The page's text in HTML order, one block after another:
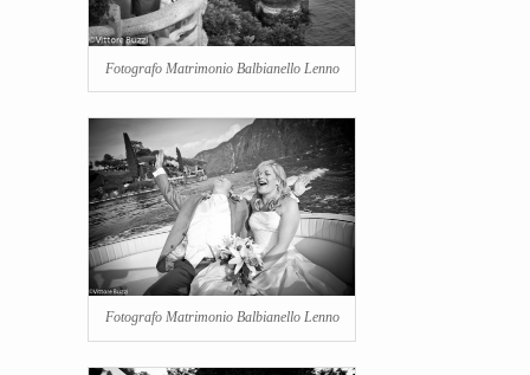
Fotografo Matrimonio Balbianello Lenno
Fotografo Matrimonio Balbianello Lenno